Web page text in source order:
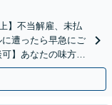
】不当解雇、未払
遭ったら早急にご
】あなたの味方と